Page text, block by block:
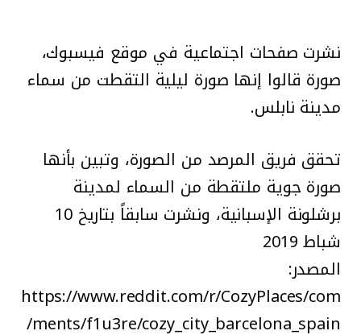
نشرت صفحات اجتماعية في موقع فيسبوك،
صورة قالوا إنها صورة ليلية التقطت من سماء
مدينة نابلس.
تحقق فريق المرصد من الصورة، وتبين بأنها
صورة جوية ملتقطة من السماء لمدينة
برشلونة الإسبانية، ونشرت سابقاً بتاريخ 10
شباط 2019
المصدر:
https://www.reddit.com/r/CozyPlaces/com
ments/f1u3re/cozy_city_barcelona_spain/